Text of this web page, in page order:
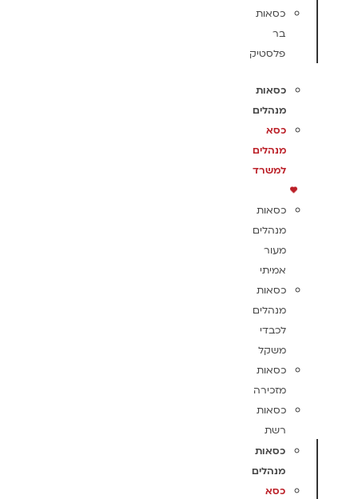
כסאות
בר
פלסטיק
כסאות
מנהלים
כסא
מנהלים
למשרד
כסאות
מנהלים
מעור
אמיתי
כסאות
מנהלים
לכבדי
משקל
כסאות
מזכירה
כסאות
רשת
כסאות
מנהלים
כסא